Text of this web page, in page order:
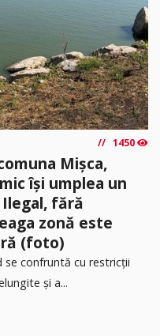
1450
Mișca,
își umplea un
fără
zonă este
(foto)
confruntă cu restricții
și a...